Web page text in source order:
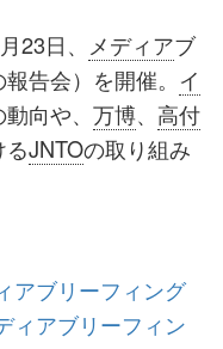
23日、 メディアブ
告会）を開催。 イ
向や、 万博、 高付
JNTOの取り組み
アブリーフィング
ィアブリーフィン